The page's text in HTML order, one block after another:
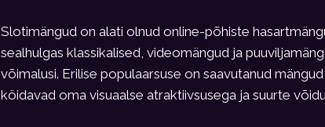
Slotimängud on alati olnud online-põhiste
sealhulgas klassikalised, videomängud ja
võimalusi. Erilise populaarsuse on saavutanud
köidavad oma visuaalse atraktiivsusega ja suurte